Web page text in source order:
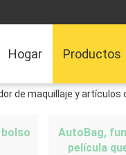
Hogar Productos
de maquillaje y artículos
AutoBag,
película